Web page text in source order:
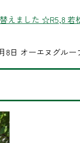
えました ☆R5,8 若
8日 オーエヌグルー